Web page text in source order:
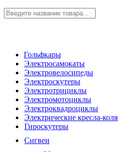
Гольфкары
Электросамокаты
Электровелосипеды
Электроскутеры
Электротрициклы
Электромотоциклы
Электроквадроциклы
Электрические кресла-
Гироскутеры
Сигвеи